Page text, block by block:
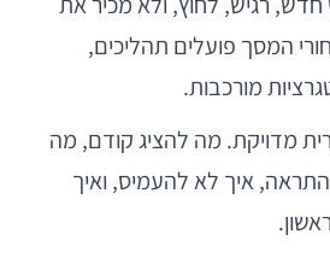
המסך פועלים תהליכים,
מורכבות.
מדויקת. מה להציג קודם, מה
איך לא להעמיס, ואיך